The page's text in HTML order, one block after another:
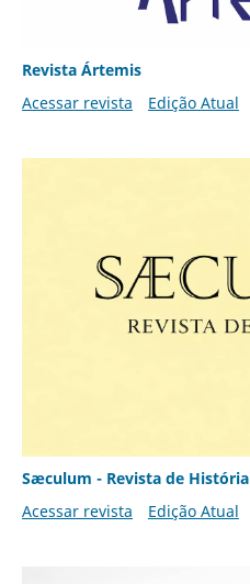
Revista Ártemis
Acessar revista
Edição Atual
Sæculum - Revista de História
Acessar revista
Edição Atual